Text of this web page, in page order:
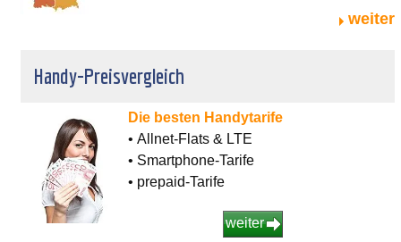
weiter
Handy-Preisvergleich
Die besten Handytarife
• Allnet-Flats & LTE
• Smartphone-Tarife
• prepaid-Tarife
weiter